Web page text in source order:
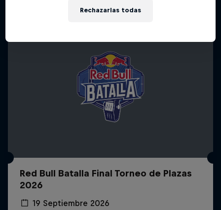
Red Bull Batalla Final Torneo de Plazas
2026
19 Septiembre 2026
Rechazarlas todas